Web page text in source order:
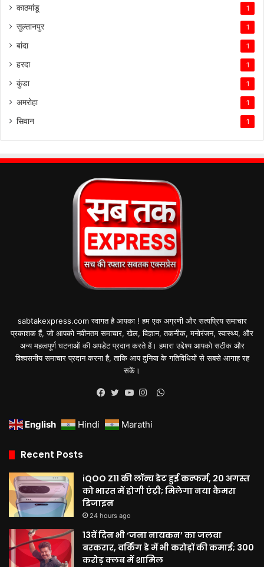
काठमांडू 1
सुल्तानपुर 1
बांदा 1
हरदा 1
कुंडा 1
अमरोहा 1
सिवान 1
sabtakexpress.com स्वागत है आपका ! हम एक अग्रणी और सत्यप्रिय समाचार
प्रकाशक हैं, जो आपको नवीनतम समाचार, खेल, विज्ञान, तकनीक, मनोरंजन, स्वास्थ्य, और
अन्य महत्वपूर्ण घटनाओं की अपडेट प्रदान करते हैं। हमारा उद्देश्य आपको सटीक और
विश्वसनीय समाचार प्रदान करना है, ताकि आप दुनिया के गतिविधियों से सबसे आगाह रह
सकें।
WhatsApp
English Hindi Marathi
Recent Posts
iQOO Z11 की लॉन्च डेट हुई कन्फर्म, 20 अगस्त
को भारत में होगी एंट्री; मिलेगा नया कैमरा
डिजाइन
24 hours ago
13वें दिन भी ‘जना नायकन’ का जलवा
बरकरार, वर्किंग डे में भी करोड़ों की कमाई; 300
करोड़ क्लब में शामिल